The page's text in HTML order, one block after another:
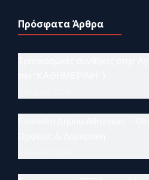
Πρόσφατα Άρθρα